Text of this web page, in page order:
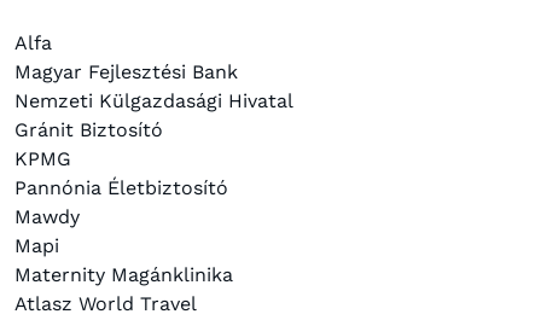
Alfa
Magyar Fejlesztési Bank
Nemzeti Külgazdasági Hivatal
Gránit Biztosító
KPMG
Pannónia Életbiztosító
Mawdy
Mapi
Maternity Magánklinika
Atlasz World Travel